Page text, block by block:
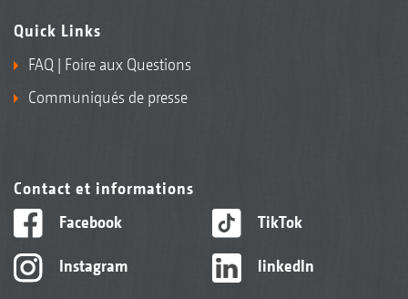
Quick Links
FAQ | Foire aux Questions
Communiqués de presse
Contact et informations
Facebook
Instagram
TikTok
linkedIn